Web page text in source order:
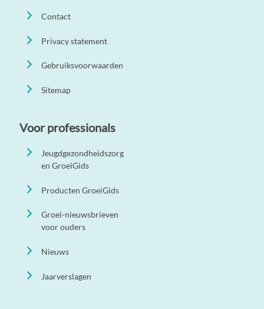
Contact
Privacy statement
Gebruiksvoorwaarden
Sitemap
Voor professionals
Jeugdgezondheidszorg
en GroeiGids
Producten GroeiGids
Groei-nieuwsbrieven
voor ouders
Nieuws
Jaarverslagen